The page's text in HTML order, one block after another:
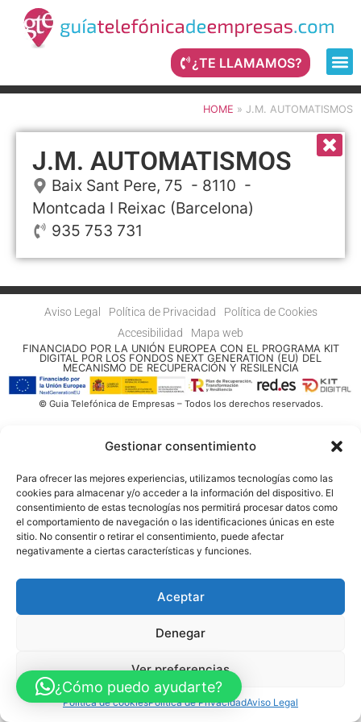
Gestionar consentimiento
Para ofrecer las mejores experiencias, utilizamos tecnologías como las
cookies para almacenar y/o acceder a la información del dispositivo. El
consentimiento de estas tecnologías nos permitirá procesar datos como
el comportamiento de navegación o las identificaciones únicas en este
sitio. No consentir o retirar el consentimiento, puede afectar
negativamente a ciertas características y funciones.
Aceptar
Denegar
Ver preferencias
Política de cookiesPolítica de PrivacidadAviso Legal
¿TE LLAMAMOS?
HOME » J.M. AUTOMATISMOS
J.M. AUTOMATISMOS
Baix Sant Pere, 75 - 8110 -
Montcada I Reixac (Barcelona)
935 753 731
Aviso Legal Política de Privacidad
Política de Cookies
Accesibilidad
Mapa web
FINANCIADO POR LA UNIÓN EUROPEA CON EL PROGRAMA KIT
DIGITAL POR LOS FONDOS NEXT GENERATION (EU) DEL
MECANISMO DE RECUPERACIÓN Y RESILENCIA
© Guia Telefónica de Empresas – Todos los derechos reservados.
¿Cómo puedo ayudarte?